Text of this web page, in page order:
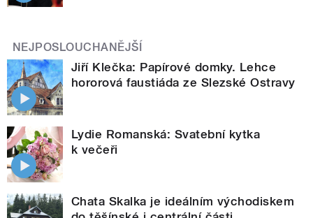
NEJPOSLOUCHANĚJŠÍ
Jiří Klečka: Papírové domky. Lehce
hororová faustiáda ze Slezské Ostravy
Lydie Romanská: Svatební kytka
k večeři
Chata Skalka je ideálním východiskem